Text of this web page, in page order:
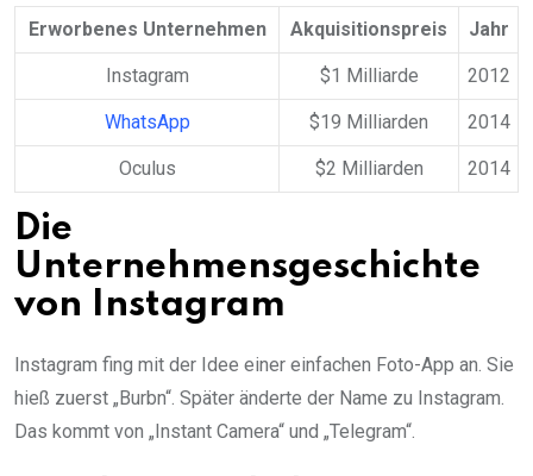
Erworbenes Unternehmen Akquisitionspreis Jahr
Instagram $1 Milliarde 2012
WhatsApp $19 Milliarden 2014
Oculus $2 Milliarden 2014
Die
Unternehmensgeschichte
von Instagram
Instagram fing mit der Idee einer einfachen Foto-App an. Sie
hieß zuerst „Burbn“. Später änderte der Name zu Instagram.
Das kommt von „Instant Camera“ und „Telegram“.